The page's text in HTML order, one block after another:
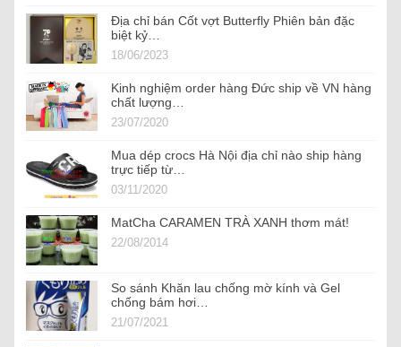
Địa chỉ bán Cốt vợt Butterfly Phiên bản đặc
biệt kỷ…
18/06/2023
Kinh nghiệm order hàng Đức ship về VN hàng
chất lượng…
23/07/2020
Mua dép crocs Hà Nội địa chỉ nào ship hàng
trực tiếp từ…
03/11/2020
MatCha CARAMEN TRÀ XANH thơm mát!
22/08/2014
So sánh Khăn lau chống mờ kính và Gel
chống bám hơi…
21/07/2021